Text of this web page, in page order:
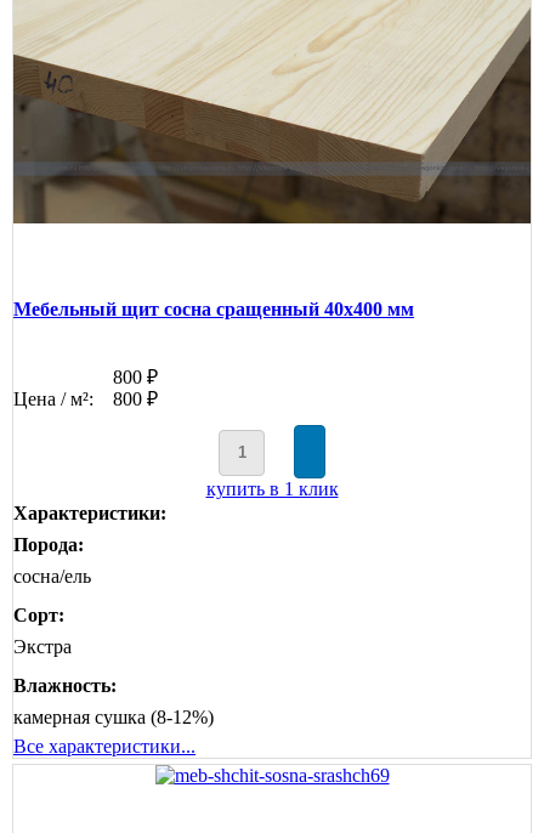
Мебельный щит сосна сращенный 40х400 мм
800 ₽
Цена / м²:
800 ₽
купить в 1 клик
Характеристики:
Порода:
сосна/ель
Сорт:
Экстра
Влажность:
камерная сушка (8-12%)
Все характеристики...